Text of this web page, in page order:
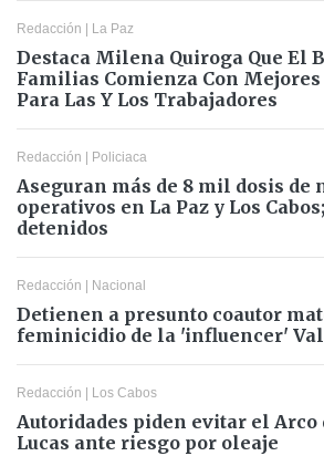
Redacción La Paz
Destaca Milena Quiroga Que El
Familias Comienza Con
Para Las Y Los Trabajadores
Redacción Policiaca
Aseguran más de 8 mil dosis de
operativos en La Paz y Los
detenidos
Redacción Nacional
Detienen a presunto coautor
feminicidio de la 'influencer'
Redacción Los Cabos
Autoridades piden evitar el Arco
Lucas ante riesgo por oleaje